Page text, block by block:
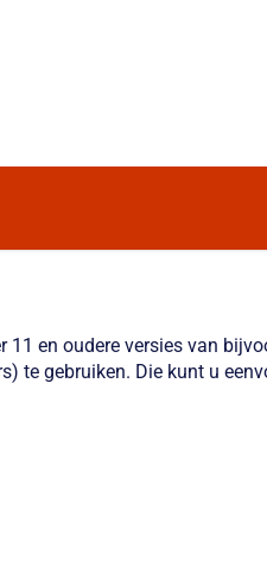
11 en oudere versies van
te gebruiken. Die kunt u